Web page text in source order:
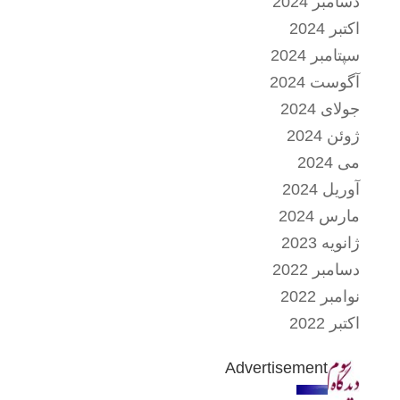
اکتبر 2024
سپتامبر 2024
آگوست 2024
جولای 2024
ژوئن 2024
می 2024
آوریل 2024
مارس 2024
ژانویه 2023
دسامبر 2022
نوامبر 2022
اکتبر 2022
Advertisement